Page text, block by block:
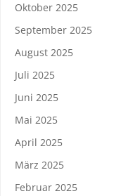
Oktober 2025
September 2025
August 2025
Juli 2025
Juni 2025
Mai 2025
April 2025
März 2025
Februar 2025